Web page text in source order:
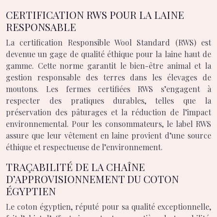
CERTIFICATION RWS POUR LA LAINE
RESPONSABLE
La certification Responsible Wool Standard (RWS) est
devenue un gage de qualité éthique pour la laine haut de
gamme. Cette norme garantit le bien-être animal et la
gestion responsable des terres dans les élevages de
moutons. Les fermes certifiées RWS s’engagent à
respecter des pratiques durables, telles que la
préservation des pâturages et la réduction de l’impact
environnemental. Pour les consommateurs, le label RWS
assure que leur vêtement en laine provient d’une source
éthique et respectueuse de l’environnement.
TRAÇABILITÉ DE LA CHAÎNE
D’APPROVISIONNEMENT DU COTON
ÉGYPTIEN
Le coton égyptien, réputé pour sa qualité exceptionnelle,